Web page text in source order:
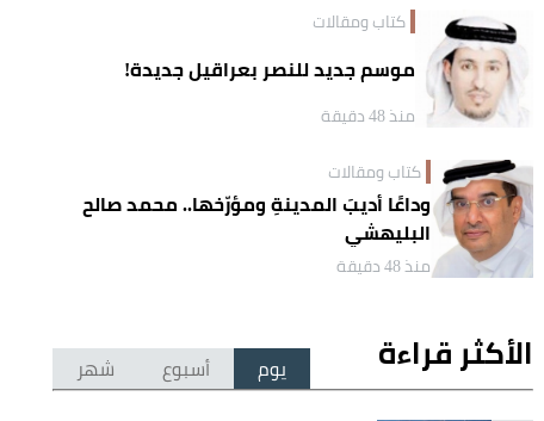
كتاب ومقالات
موسم جديد للنصر بعراقيل جديدة!
منذ 48 دقيقة
كتاب ومقالات
وداعًا أديبَ المدينةِ ومؤرّخها.. محمد صالح
البليهشي
منذ 48 دقيقة
الأكثر قراءة يوم أسبوع شهر